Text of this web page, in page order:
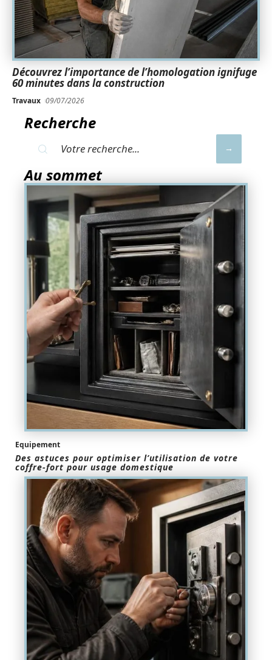
Découvrez l’importance de l’homologation ignifuge
60 minutes dans la construction
Travaux 09/07/2026
Recherche
Au sommet
Equipement
Des astuces pour optimiser l’utilisation de votre
coffre-fort pour usage domestique